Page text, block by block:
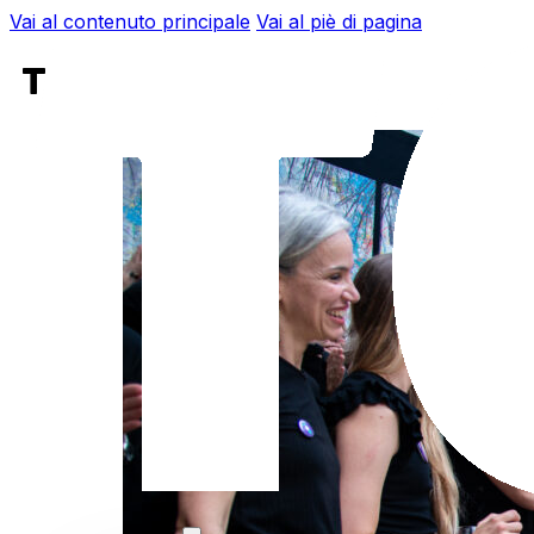
Vai al contenuto principale Vai al piè di pagina
Tag: